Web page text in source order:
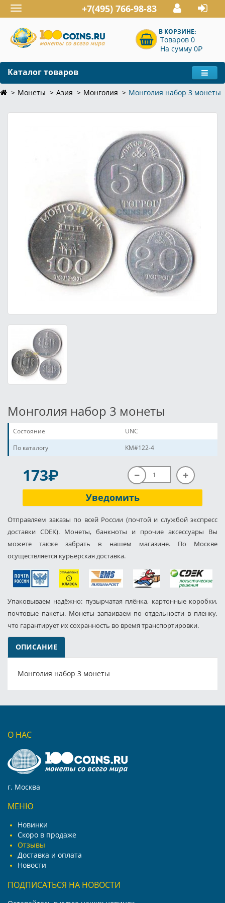
Toggle
navigation
+7(495) 766-98-83
В КОРЗИНЕ:
Товаров 0
На сумму 0P
Каталог товаров
Монеты Азия Монголия Монголия набор 3 монеты
Монголия набор 3 монеты
Состояние
UNC
По каталогу
KM#122-4
173P
Уведомить
Отправляем заказы по всей России (почтой и службой экспресс
доставки CDEK). Монеты, банкноты и прочие аксессуары Вы
можете также забрать в нашем магазине. По Москве
осуществляется курьерская доставка.
Упаковываем надёжно: пузырчатая плёнка, картонные коробки,
почтовые пакеты. Монеты запаиваем по отдельности в пленку,
что гарантирует их сохранность во время транспортировки.
ОПИСАНИЕ
Монголия набор 3 монеты
О НАС
г. Москва
МЕНЮ
Новинки
Скоро в продаже
Отзывы
Доставка и оплата
Новости
ПОДПИСАТЬСЯ НА НОВОСТИ